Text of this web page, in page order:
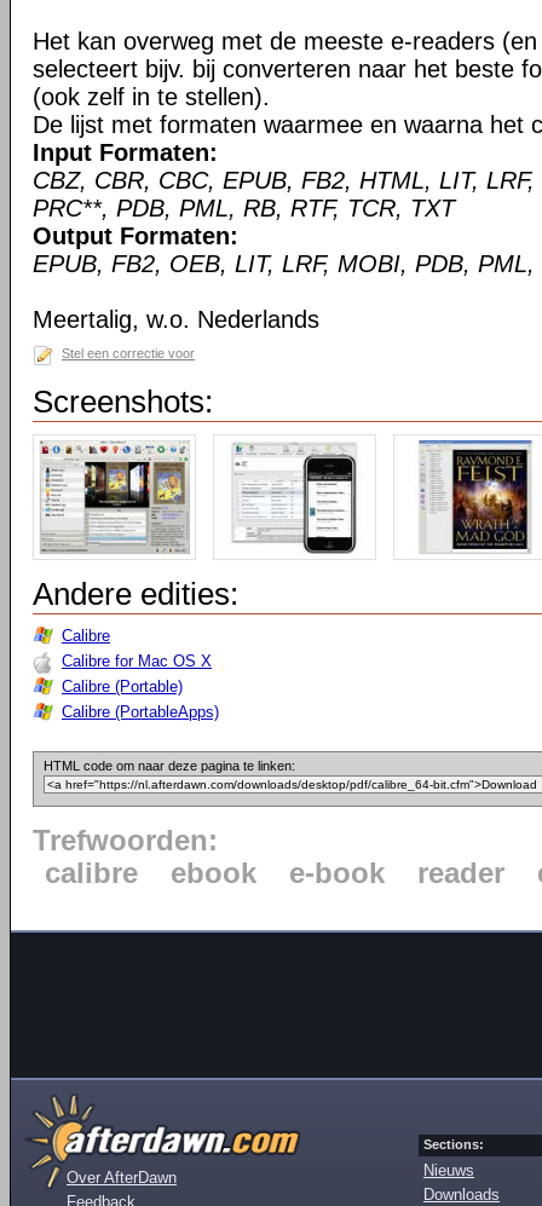
Het kan overweg met de meeste e-readers
selecteert bijv. bij converteren naar het beste
(ook zelf in te stellen).
De lijst met formaten waarmee en waarna het
Input Formaten:
CBZ, CBR, CBC, EPUB, FB2, HTML, LIT,
PRC**, PDB, PML, RB, RTF, TCR, TXT
Output Formaten:
EPUB, FB2, OEB, LIT, LRF, MOBI, PDB,
Meertalig, w.o. Nederlands
Stel een correctie voor
Screenshots:
Andere edities:
Calibre
Calibre for Mac OS X
Calibre (Portable)
Calibre (PortableApps)
HTML code om naar deze pagina te linken:
Trefwoorden:
calibre
ebook e-book reader
Over AfterDawn
Feedback
Sections:
Nieuws
Downloads